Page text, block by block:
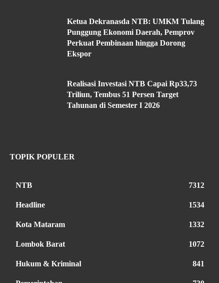
Ketua Dekranasda NTB: UMKM Tulang
Punggung Ekonomi Daerah, Pemprov
Perkuat Pembinaan hingga Dorong
Ekspor
Realisasi Investasi NTB Capai Rp33,73
Triliun, Tembus 51 Persen Target
Tahunan di Semester I 2026
TOPIK POPULER
NTB 7312
Headline 1534
Kota Mataram 1332
Lombok Barat 1072
Hukum & Kriminal 841